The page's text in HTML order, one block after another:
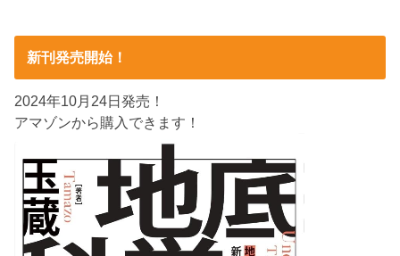
新刊発売開始！
2024年10月24日発売！
アマゾンから購入できます！